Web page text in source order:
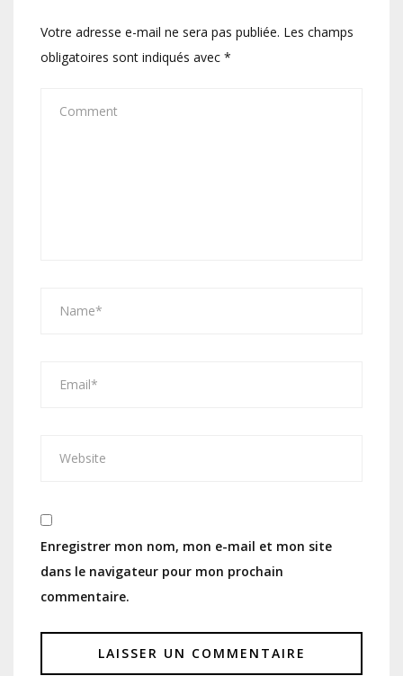
Votre adresse e-mail ne sera pas publiée. Les champs
obligatoires sont indiqués avec *
Enregistrer mon nom, mon e-mail et mon site
dans le navigateur pour mon prochain
commentaire.